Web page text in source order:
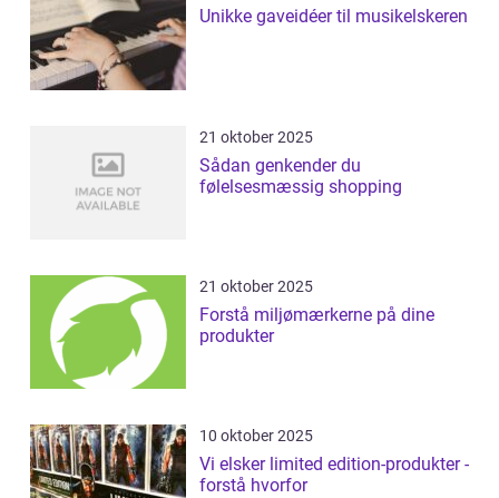
Unikke gaveidéer til musikelskeren
21 oktober 2025
Sådan genkender du
følelsesmæssig shopping
21 oktober 2025
Forstå miljømærkerne på dine
produkter
10 oktober 2025
Vi elsker limited edition-produkter -
forstå hvorfor